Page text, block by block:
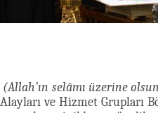
(Allah’ın selâmı üzerine
ve Hizmet Grupları